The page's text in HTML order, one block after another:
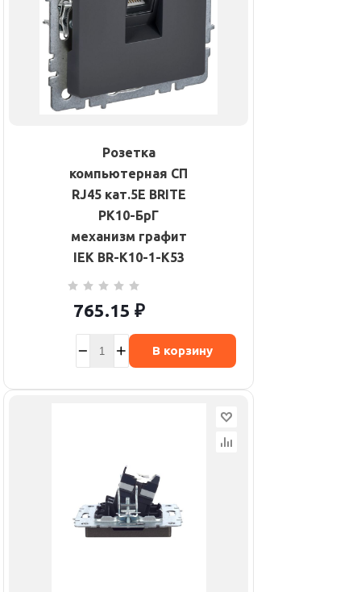
Розетка
компьютерная СП
RJ45 кат.5E BRITE
РК10-БрГ
механизм графит
IEK BR-K10-1-K53
765.15 ₽
В корзину